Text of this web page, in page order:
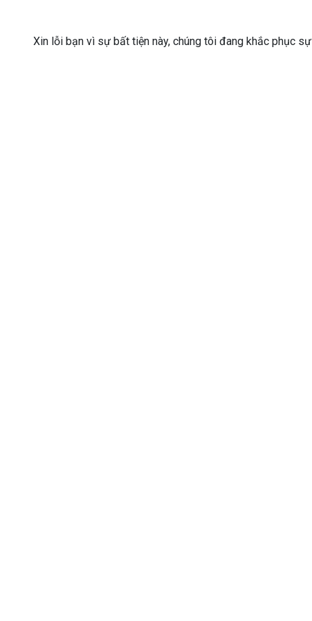
Xin lỗi bạn vì sự bất tiện này, chúng tôi đang khắc phục